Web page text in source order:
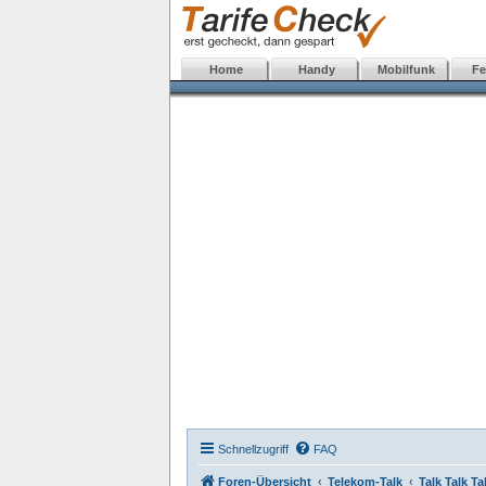
Home Handy Mobilfunk
Schnellzugriff FAQ
Foren-Übersicht Telekom-Talk Talk Talk